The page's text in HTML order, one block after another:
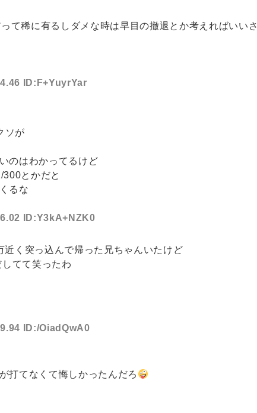
て稀に有るしダメな時は早目の撤退とか考えればいいさ
ID:F+YuyrYar
ソが
のはわかってるけど
とかだと
るな
ID:Y3kA+NZK0
近く突っ込んで帰った兄ちゃんいたけど
てて笑ったわ
ID:/OiadQwA0
打てなくて悔しかったんだろ